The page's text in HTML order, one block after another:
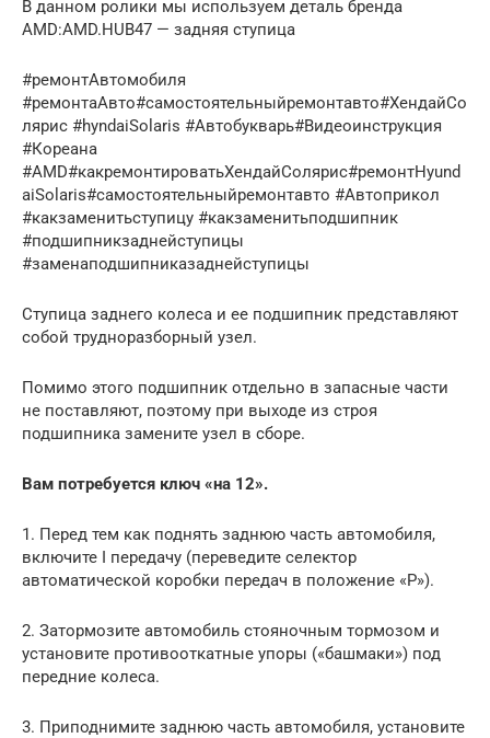
В данном ролики мы используем деталь бренда
AMD:AMD.HUB47 — задняя ступица
#ремонтАвтомобиля
#ремонтаАвто#самостоятельныйремонтавто#ХендайСо
лярис #hyndaiSolaris #Автобукварь#Видеоинструкция
#Кореана
#AMD#какремонтироватьХендайСолярис#ремонтHyund
aiSolaris#самостоятельныйремонтавто #Автоприкол
#какзаменитьступицу #какзаменитьподшипник
#подшипникзаднейступицы
#заменаподшипниказаднейступицы
Ступица заднего колеса и ее подшипник представляют
собой трудноразборный узел.
Помимо этого подшипник отдельно в запасные части
не поставляют, поэтому при выходе из строя
подшипника замените узел в сборе.
Вам потребуется ключ «на 12».
1. Перед тем как поднять заднюю часть автомобиля,
включите I передачу (переведите селектор
автоматической коробки передач в положение «Р»).
2. Затормозите автомобиль стояночным тормозом и
установите противооткатные упоры («башмаки») под
передние колеса.
3. Приподнимите заднюю часть автомобиля, установите